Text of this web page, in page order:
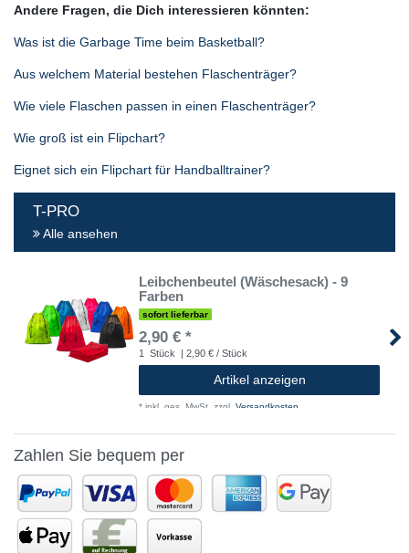
Andere Fragen, die Dich interessieren könnten:
Was ist die Garbage Time beim Basketball?
Aus welchem Material bestehen Flaschenträger?
Wie viele Flaschen passen in einen Flaschenträger?
Wie groß ist ein Flipchart?
Eignet sich ein Flipchart für Handballtrainer?
T-PRO
Alle ansehen
Leibchenbeutel (Wäschesack) - 9
Farben
sofort lieferbar
2,90 € *
1 Stück | 2,90 € / Stück
Artikel anzeigen
* inkl. ges. MwSt. zzgl. Versandkosten
Zahlen Sie bequem per